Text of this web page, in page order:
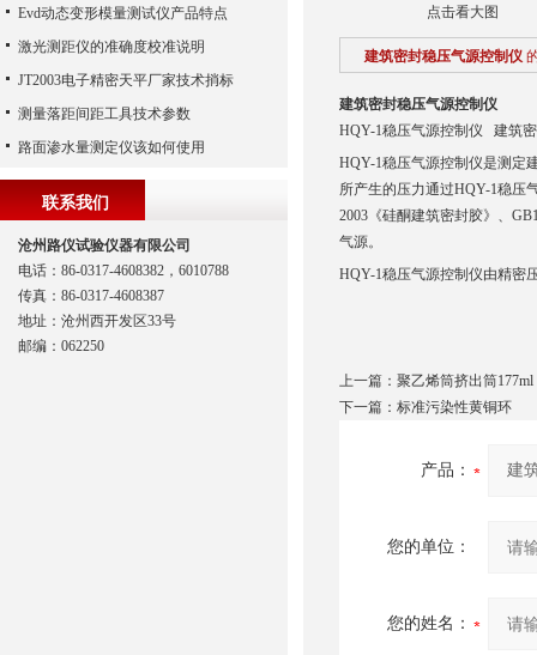
点击看大图
建筑密封稳压气源控制仪
建筑密封稳压气源控制仪
HQY-1稳压气源控制仪 建筑
HQY-1稳压气源控制仪是测定
所产生的压力通过HQY-1稳压
2003《硅酮建筑密封胶》、
气源。
HQY-1稳压气源控制仪由精密
上一篇： 聚乙烯筒挤出筒177ml
下一篇： 标准污染性黄铜环
产品：
您的单位：
您的姓名：
Evd动态变形模量测试仪产品特点
激光测距仪的准确度校准说明
JT2003电子精密天平厂家技术捎标
测量落距间距工具技术参数
路面渗水量测定仪该如何使用
联系我们
沧州路仪试验仪器有限公司
电话：86-0317-4608382，6010788
传真：86-0317-4608387
地址：沧州西开发区33号
邮编：062250